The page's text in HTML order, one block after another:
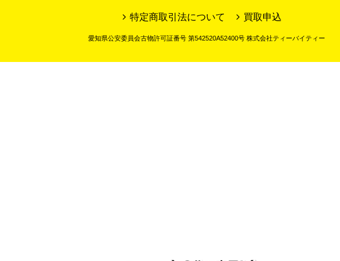
特定商取引法について 買取申込
愛知県公安委員会古物許可証番号 第542520A52400号 株式会社ティーバイティー